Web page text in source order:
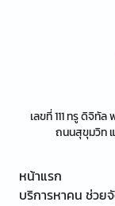
เลขที่ 111 ทรู ดิจิทั
ถนนสุขุมวิท
หน้าแรก
บริการหาคน ช่วย